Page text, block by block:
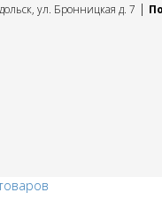
ул. Бронницкая д. 7 |